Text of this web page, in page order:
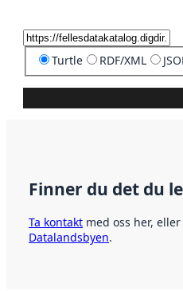
Turtle RDF/XML
Finner du det du
Ta kontakt med oss her,
Datalandsbyen.